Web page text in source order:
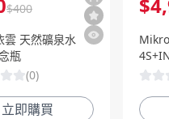
$400
雲 天然礦泉水
瓶
(0)
立即購買
桌面